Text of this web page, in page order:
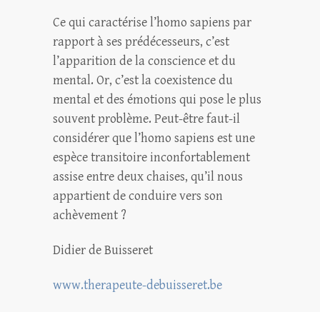
Ce qui caractérise l’homo sapiens par
rapport à ses prédécesseurs, c’est
l’apparition de la conscience et du
mental. Or, c’est la coexistence du
mental et des émotions qui pose le plus
souvent problème. Peut-être faut-il
considérer que l’homo sapiens est une
espèce transitoire inconfortablement
assise entre deux chaises, qu’il nous
appartient de conduire vers son
achèvement ?
Didier de Buisseret
www.therapeute-debuisseret.be